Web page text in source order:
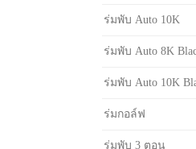
ร่มพับ Auto 10K
ร่มพับ Auto 8K
ร่มพับ Auto 10K
ร่มกอล์ฟ
ร่มพับ 3 ตอน